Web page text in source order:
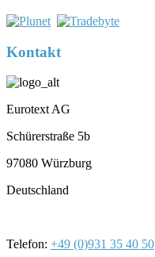
Kontakt
Eurotext AG
Schürerstraße 5b
97080 Würzburg
Deutschland
Telefon: +49 (0)931 35 40 50